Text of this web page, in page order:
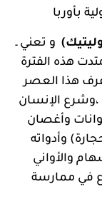
بأوربا
و تعني ـ
هذه الفترة
8 آلاف ق م , عرف هذا العصر
،وشرع الإنسان
وأغصان
وأدواته
والأواني
في ممارسة